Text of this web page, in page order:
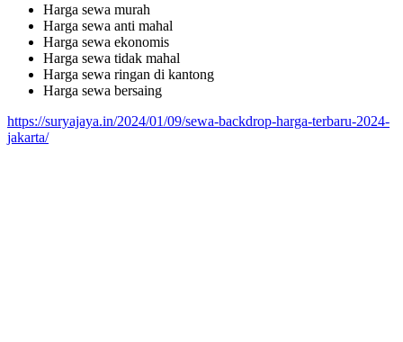
Harga sewa murah
Harga sewa anti mahal
Harga sewa ekonomis
Harga sewa tidak mahal
Harga sewa ringan di kantong
Harga sewa bersaing
https://suryajaya.in/2024/01/09/sewa-backdrop-harga-terbaru-2024-
jakarta/